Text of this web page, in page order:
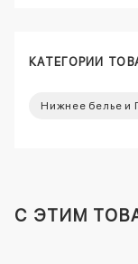
КАТЕГОРИИ
Нижнее белье
C ЭТИМ